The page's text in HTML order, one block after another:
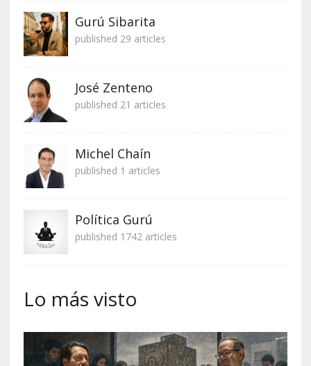
Gurú Sibarita
published 29 articles
José Zenteno
published 21 articles
Michel Chaín
published 1 articles
Política Gurú
published 1742 articles
Lo más visto